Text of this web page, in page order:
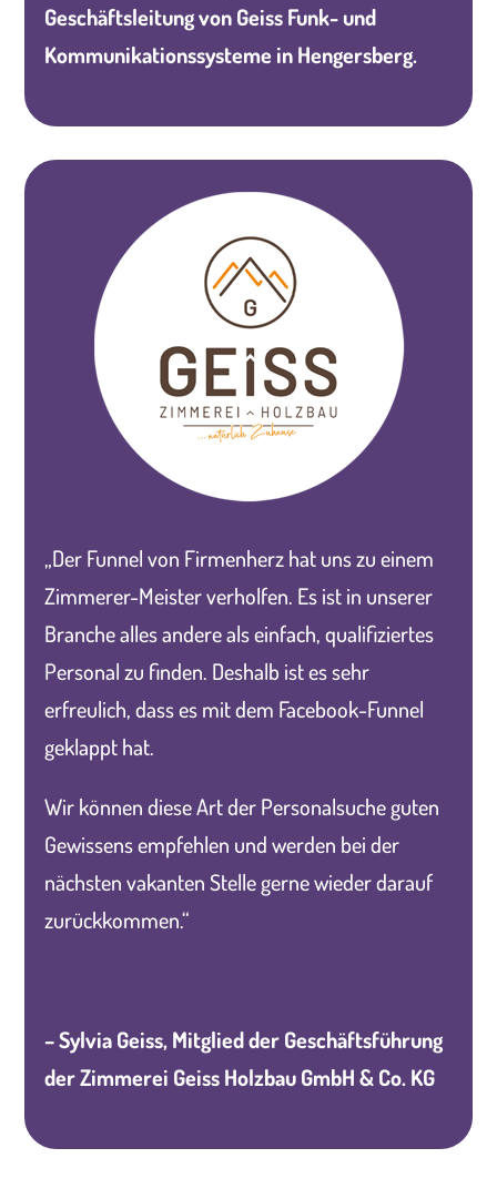
Geschäftsleitung von Geiss Funk- und
Kommunikationssysteme in Hengersberg.
„Der Funnel von Firmenherz hat uns zu einem
Zimmerer-Meister verholfen. Es ist in unserer
Branche alles andere als einfach, qualifiziertes
Personal zu finden. Deshalb ist es sehr
erfreulich, dass es mit dem Facebook-Funnel
geklappt hat.
Wir können diese Art der Personalsuche guten
Gewissens empfehlen und werden bei der
nächsten vakanten Stelle gerne wieder darauf
zurückkommen.“
– Sylvia Geiss, Mitglied der Geschäftsführung
der Zimmerei Geiss Holzbau GmbH & Co. KG